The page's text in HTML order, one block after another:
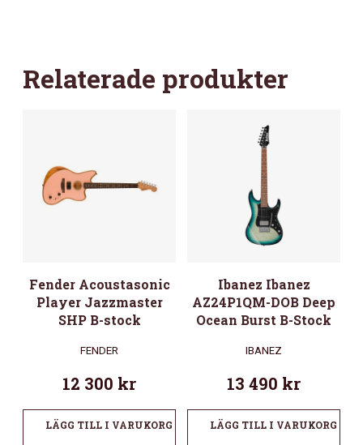
Relaterade produkter
Fender Acoustasonic
Player Jazzmaster
SHP B-stock
FENDER
12 300 kr
LÄGG TILL I VARUKORG
Ibanez Ibanez
AZ24P1QM-DOB Deep
Ocean Burst B-Stock
IBANEZ
13 490 kr
LÄGG TILL I VARUKORG